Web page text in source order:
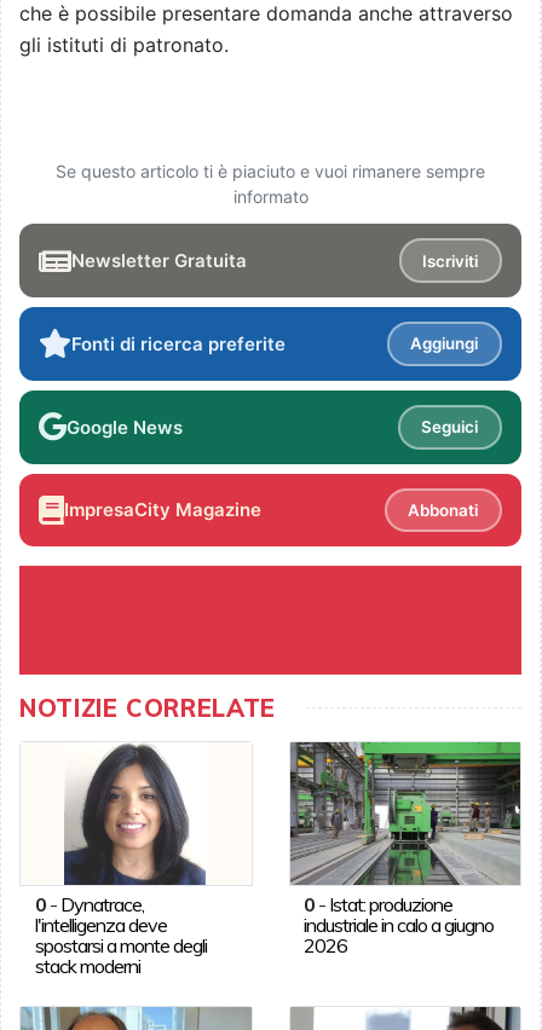
che è possibile presentare domanda anche attraverso
gli istituti di patronato.
Se questo articolo ti è piaciuto e vuoi rimanere sempre
informato
Newsletter Gratuita Iscriviti
Fonti di ricerca preferite Aggiungi
Google News Seguici
ImpresaCity Magazine Abbonati
NOTIZIE CORRELATE
0- Dynatrace,
l'intelligenza deve
spostarsi a monte degli
stack moderni
0 - Istat: produzione
industriale in calo a giugno
2026